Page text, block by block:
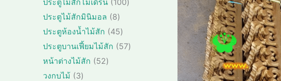
น
ค้น
ประตูไม้สักมินิมอล 88
สิ
ค้
ประตูห้องน้ำไม้สัก 454
5
ประตูบานเฟี้ยมไม้สัก 575
หน้าต่างไม้สัก 525
วงกบไม้ 33